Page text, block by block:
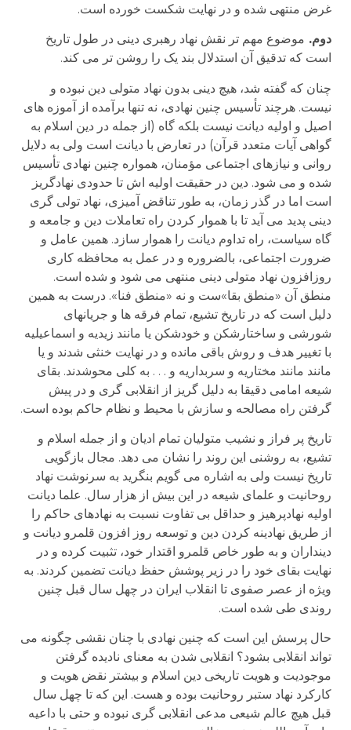
غرض منتهی شده و در نهایت شکست خورده است.
دوم. موضوع مهم تر نقش نهاد رهبری دینی در طول تاریخ
است که تدقیق آن استدلال بند یک را روشن تر می کند.
چنان که گفته شد، هیچ دینی بدون نهاد متولی دین نبوده و
نیست. هرچند تأسیس چنین نهادی، نه تنها برآمده از آموزه های
اصیل و اولیه دیانت نیست بلکه گاه (از جمله در دین اسلام به
گواهی آیات متعدد قرآن) در تعارض با دیانت است ولی به دلایل
روانی و نیازهای اجتماعی مؤمنان، همواره چنین نهادی تأسیس
شده و می شود. دین در حقیقت اولیه اش تا حدودی نهادگریز
است اما در گذر زمان، به طور تناقض آمیزی، نهاد تولی گری
دینی پدید می آید تا با هموار کردن راه تعاملات دین و جامعه و
گاه سیاست، راه تداوم دیانت را هموار سازد. همین عامل و
ضرورت اجتماعی، بالضروره و در عمل به محافظه کاری
روزافزون نهاد متولی دینی منتهی می شود و شده است.
منطق آن «منطق بقا»ست و نه «منطق فنا». درست به همین
دلیل است که در تاریخ تشیع، تمام فرقه ها و جریانهای
شورشی و ساختارشکن و خودشکن یا مانند زیدیه و اسماعیلیه
با تغییر هدف و روش باقی مانده و در نهایت خنثی شدند و یا
مانند مانند مختاریه و سربداریه و . . . به کلی محوشدند. بقای
شیعه امامی دقیقا به دلیل گریز از انقلابی گری و در پیش
گرفتن راه مصالحه و سازش با محیط و نظام حاکم بوده است.
تاریخ پر فراز و نشیب متولیان تمام ادیان و از جمله اسلام و
تشیع، به روشنی این روند را نشان می دهد. مجال بازگویی
تاریخ نیست ولی به اشاره می گویم بنگرید به سرنوشت نهاد
روحانیت و علمای شیعه در این بیش از هزار سال. علما دیانت
اولیه نهادپرهیز و حداقل بی تفاوت نسبت به نهادهای حاکم را
از طریق نهادینه کردن دین و توسعه روز افزون قلمرو دیانت و
دینداران و به طور خاص قلمرو اقتدار خود، تثبیت کرده و در
نهایت بقای خود را در زیر پوشش حفظ دیانت تضمین کردند. به
ویژه از عصر صفوی تا انقلاب ایران در چهل سال قبل چنین
روندی طی شده است.
حال پرسش این است که چنین نهادی با چنان نقشی چگونه می
تواند انقلابی بشود؟ انقلابی شدن به معنای نادیده گرفتن
موجودیت و هویت تاریخی دین اسلام و بیشتر نقض هویت و
کارکرد نهاد ستبر روحانیت بوده و هست. این که تا چهل سال
قبل هیچ عالم شیعی مدعی انقلابی گری نبوده و حتی با داعیه